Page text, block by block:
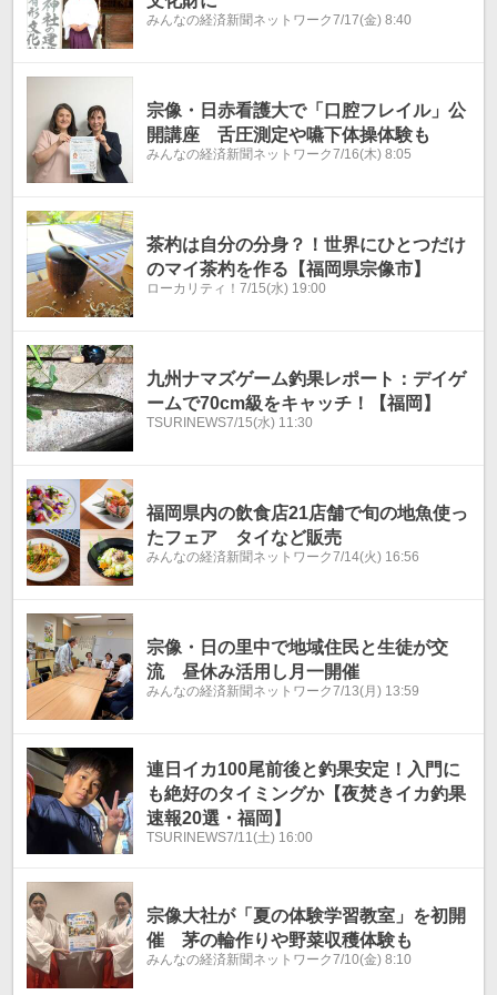
みんなの経済新聞ネットワーク7/17(金) 8:40
宗像・日赤看護大で「口腔フレイル」公
開講座 舌圧測定や嚥下体操体験も
みんなの経済新聞ネットワーク7/16(木) 8:05
茶杓は自分の分身？！世界にひとつだけ
のマイ茶杓を作る【福岡県宗像市】
ローカリティ！ 7/15(水) 19:00
九州ナマズゲーム釣果レポート：デイゲ
ームで70cm級をキャッチ！【福岡】
TSURINEWS7/15(水) 11:30
福岡県内の飲食店21店舗で旬の地魚使っ
たフェア タイなど販売
みんなの経済新聞ネットワーク7/14(火) 16:56
宗像・日の里中で地域住民と生徒が交
流 昼休み活用し月一開催
みんなの経済新聞ネットワーク7/13(月) 13:59
連日イカ100尾前後と釣果安定！入門に
も絶好のタイミングか【夜焚きイカ釣果
速報20選・福岡】
TSURINEWS7/11(土) 16:00
宗像大社が「夏の体験学習教室」を初開
催 茅の輪作りや野菜収穫体験も
みんなの経済新聞ネットワーク7/10(金) 8:10